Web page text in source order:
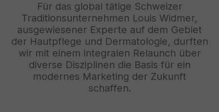
Für das global tätige Schweizer
Traditionsunternehmen Louis Widmer,
ausgewiesener Experte auf dem Gebiet
der Hautpflege und Dermatologie, durften
wir mit einem integralen Relaunch über
diverse Disziplinen die Basis für ein
modernes Marketing der Zukunft
schaffen.